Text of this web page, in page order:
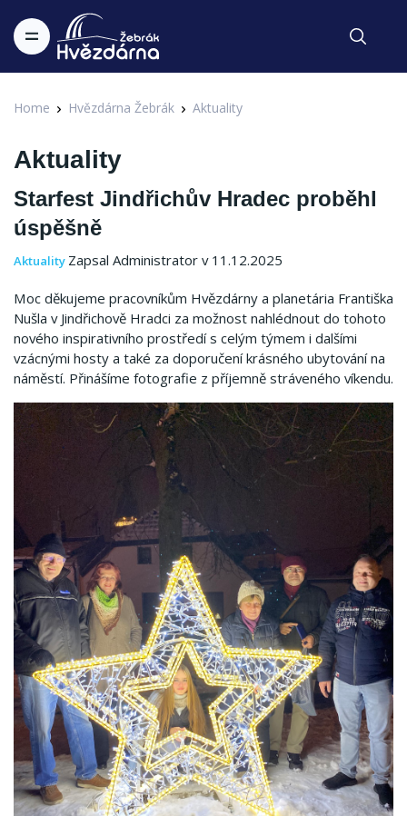
Home Hvězdárna Žebrák Aktuality
Aktuality
Starfest Jindřichův Hradec proběhl
úspěšně
Aktuality Zapsal Administrator v 11.12.2025
Moc děkujeme pracovníkům Hvězdárny a planetária Františka
Nušla v Jindřichově Hradci za možnost nahlédnout do tohoto
nového inspirativního prostředí s celým týmem i dalšími
vzácnými hosty a také za doporučení krásného ubytování na
náměstí. Přinášíme fotografie z příjemně stráveného víkendu.